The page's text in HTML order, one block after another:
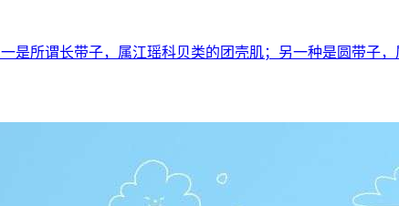
是所谓长带子，属江瑶科贝类的团壳肌；另一种是圆带子